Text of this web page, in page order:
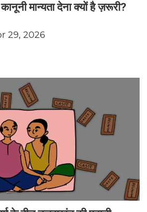
मान्यता देना क्यों है ज़रूरी?
29, 2026